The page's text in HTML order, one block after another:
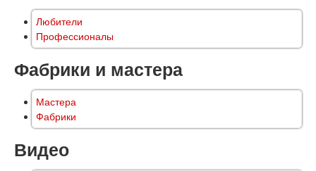
Любители
Профессионалы
Фабрики и мастера
Мастера
Фабрики
Видео